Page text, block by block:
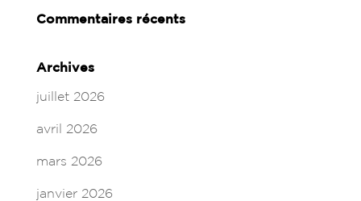
Commentaires récents
Archives
juillet 2026
avril 2026
mars 2026
janvier 2026